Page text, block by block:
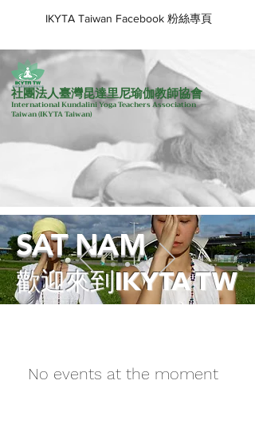
IKYTA Taiwan Facebook 粉絲專頁
社團法人臺灣昆達里尼瑜伽教師協會
International Kundalini Yoga Teachers Association
Taiwan(IKYTA Taiwan)
SAT NAM
歡迎來到IKYTA TW
No events at the moment